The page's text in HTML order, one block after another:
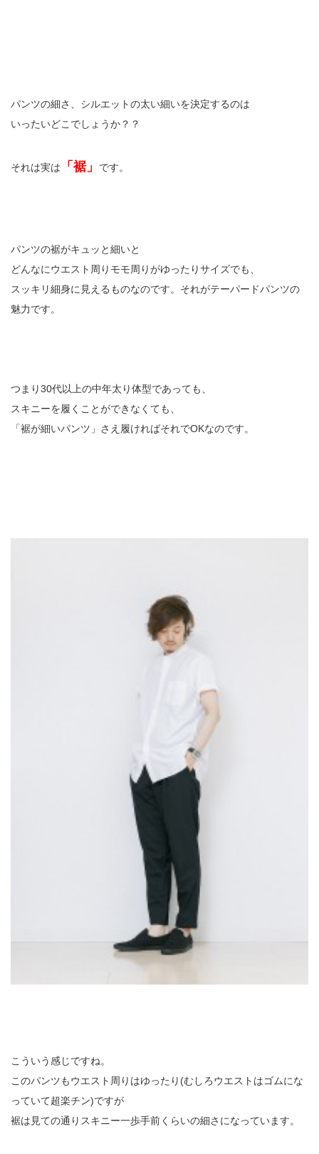
パンツの細さ、シルエットの太い細いを決定するのは
いったいどこでしょうか？？
それは実は 「裾」 です。
パンツの裾がキュッと細いと
どんなにウエスト周りモモ周りがゆったりサイズでも、
スッキリ細身に見えるものなのです。それがテーパードパンツの
魅力です。
つまり30代以上の中年太り体型であっても、
スキニーを履くことができなくても、
「裾が細いパンツ」さえ履ければそれでOKなのです。
こういう感じですね。
このパンツもウエスト周りはゆったり(むしろウエストはゴムにな
っていて超楽チン)ですが
裾は見ての通りスキニー一歩手前くらいの細さになっています。